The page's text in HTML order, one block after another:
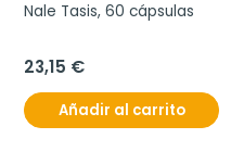
Nale Tasis, 60 cápsulas
23,15 €
Añadir al carrito